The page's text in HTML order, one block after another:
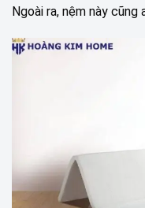
Ngoài ra, nệm này